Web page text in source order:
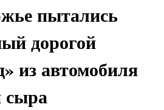
пытались
дорогой
из автомобиля
сыра